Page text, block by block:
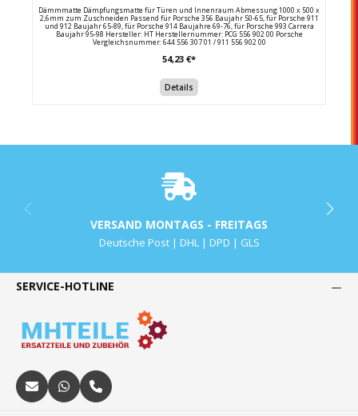
Dämmmatte Dämpfungsmatte für Türen und Innenraum Abmessung 1000 x 500 x
2,6mm zum Zuschneiden Passend für Porsche 356 Baujahr 50-65, für Porsche 911
und 912 Baujahr 65-89, für Porsche 914 Baujahre 69-76, für Porsche 993 Carrera
Baujahr 95-98 Hersteller: HT Herstellernummer: PCG 556 902 00 Porsche
Vergleichsnummer: 644 556 307 01 / 911 556 902 00
54,23 €*
Details
VERSAND MONTAGS - FREITAGS
Deutsche Post | DHL | DPD | GLS
SERVICE-HOTLINE